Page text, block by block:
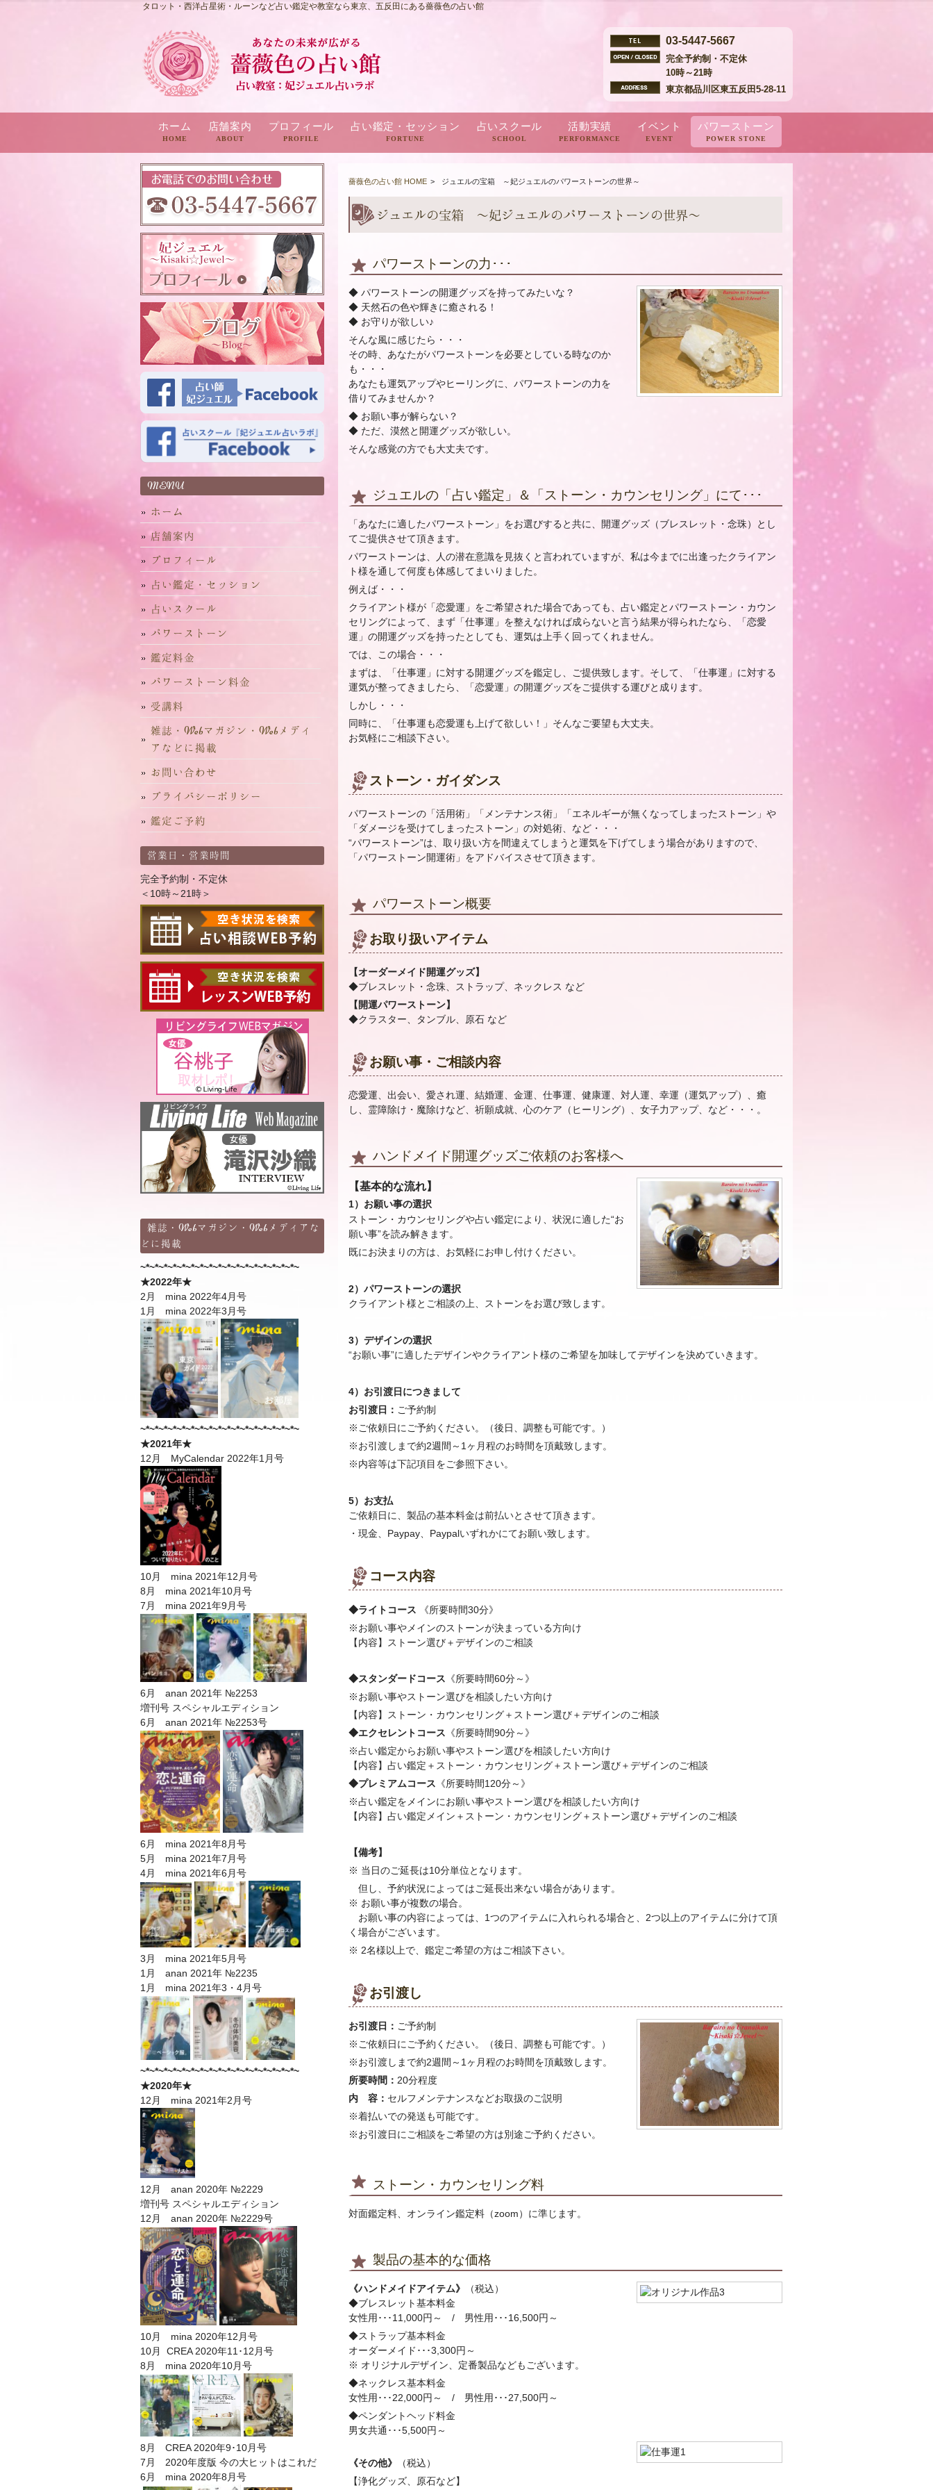
タロット・西洋占星術・ルーンなど占い鑑定や教室なら東京、五反田にある薔薇色の占い館
03-5447-5667
完全予約制・不定休
10時～21時
東京都品川区東五反田5-28-11
ホーム
HOME
店舗案内
ABOUT
プロフィール
PROFILE
占い鑑定・セッション
FORTUNE
占いスクール
SCHOOL
活動実績
PERFORMANCE
雑誌・メディア
TV・ラジオ・YouTube 出演
占いアプリ・コンテンツ
イベント
EVENT
２０１９～２０年
２０１８年
２０１７年
２０１６年
パワーストーン
POWER STONE
薔薇色の占い館 HOME > ジュエルの宝箱 ～妃ジュエルのパワーストーンの世界～
ジュエルの宝箱 ～妃ジュエルのパワーストーンの世界～
パワーストーンの力･･･
◆ パワーストーンの開運グッズを持ってみたいな？
◆ 天然石の色や輝きに癒される！
◆ お守りが欲しい♪
そんな風に感じたら・・・
その時、あなたがパワーストーンを必要としている時なのか
も・・・
あなたも運気アップやヒーリングに、パワーストーンの力を
借りてみませんか？
◆ お願い事が解らない？
◆ ただ、漠然と開運グッズが欲しい。
そんな感覚の方でも大丈夫です。
ジュエルの「占い鑑定」＆「ストーン・カウンセリング」にて･･･
「あなたに適したパワーストーン」をお選びすると共に、開運グッズ（ブレスレット・念珠）とし
てご提供させて頂きます。
パワーストーンは、人の潜在意識を見抜くと言われていますが、私は今までに出逢ったクライアン
ト様を通して何度も体感してまいりました。
例えば・・・
クライアント様が「恋愛運」をご希望された場合であっても、占い鑑定とパワーストーン・カウン
セリングによって、まず「仕事運」を整えなければ成らないと言う結果が得られたなら、「恋愛
運」の開運グッズを持ったとしても、運気は上手く回ってくれません。
では、この場合・・・
まずは、「仕事運」に対する開運グッズを鑑定し、ご提供致します。そして、「仕事運」に対する
運気が整ってきましたら、「恋愛運」の開運グッズをご提供する運びと成ります。
しかし・・・
同時に、「仕事運も恋愛運も上げて欲しい！」そんなご要望も大丈夫。
お気軽にご相談下さい。
ストーン・ガイダンス
パワーストーンの「活用術」「メンテナンス術」「エネルギーが無くなってしまったストーン」や
「ダメージを受けてしまったストーン」の対処術、など・・・
“パワーストーン”は、取り扱い方を間違えてしまうと運気を下げてしまう場合がありますので、
「パワーストーン開運術」をアドバイスさせて頂きます。
パワーストーン概要
お取り扱いアイテム
【オーダーメイド開運グッズ】
◆ブレスレット・念珠、ストラップ、ネックレス など
【開運パワーストーン】
◆クラスター、タンブル、原石 など
お願い事・ご相談内容
恋愛運、出会い、愛され運、結婚運、金運、仕事運、健康運、対人運、幸運（運気アップ）、癒
し、霊障除け・魔除けなど、祈願成就、心のケア（ヒーリング）、女子力アップ、など・・・。
ハンドメイド開運グッズご依頼のお客様へ
【基本的な流れ】
1）お願い事の選択
ストーン・カウンセリングや占い鑑定により、状況に適した“お
願い事”を読み解きます。
既にお決まりの方は、お気軽にお申し付けください。
2）パワーストーンの選択
クライアント様とご相談の上、ストーンをお選び致します。
3）デザインの選択
“お願い事”に適したデザインやクライアント様のご希望を加味してデザインを決めていきます。
4）お引渡日につきまして
お引渡日： ご予約制
※ご依頼日にご予約ください。（後日、調整も可能です。）
※お引渡しまで約2週間～1ヶ月程のお時間を頂戴致します。
※内容等は下記項目をご参照下さい。
5）お支払
ご依頼日に、製品の基本料金は前払いとさせて頂きます。
・現金、Paypay、Paypalいずれかにてお願い致します。
コース内容
◆ライトコース 《所要時間30分》
※お願い事やメインのストーンが決まっている方向け
【内容】ストーン選び＋デザインのご相談
◆スタンダードコース 《所要時間60分～》
※お願い事やストーン選びを相談したい方向け
【内容】ストーン・カウンセリング＋ストーン選び＋デザインのご相談
◆エクセレントコース 《所要時間90分～》
※占い鑑定からお願い事やストーン選びを相談したい方向け
【内容】占い鑑定＋ストーン・カウンセリング＋ストーン選び＋デザインのご相談
◆プレミアムコース 《所要時間120分～》
※占い鑑定をメインにお願い事やストーン選びを相談したい方向け
【内容】占い鑑定メイン＋ストーン・カウンセリング＋ストーン選び＋デザインのご相談
【備考】
※ 当日のご延長は10分単位となります。
但し、予約状況によってはご延長出来ない場合があります。
※ お願い事が複数の場合。
お願い事の内容によっては、1つのアイテムに入れられる場合と、2つ以上のアイテムに分けて頂
く場合がございます。
※ 2名様以上で、鑑定ご希望の方はご相談下さい。
お引渡し
お引渡日： ご予約制
※ご依頼日にご予約ください。（後日、調整も可能です。）
※お引渡しまで約2週間～1ヶ月程のお時間を頂戴致します。
所要時間： 20分程度
内 容： セルフメンテナンスなどお取扱のご説明
※着払いでの発送も可能です。
※お引渡日にご相談をご希望の方は別途ご予約ください。
ストーン・カウンセリング料
対面鑑定料、オンライン鑑定料（zoom）に準じます。
製品の基本的な価格
《ハンドメイドアイテム》
（税込）
◆ブレスレット基本料金
女性用･･･11,000円～ / 男性用･･･16,500円～
◆ストラップ基本料金
オーダーメイド･･･3,300円～
※ オリジナルデザイン、定番製品などもございます。
◆ネックレス基本料金
女性用･･･22,000円～ / 男性用･･･27,500円～
◆ペンダントヘッド料金
男女共通･･･5,500円～
《その他》
（税込）
【浄化グッズ、原石など】
MENU
ホーム
店舗案内
プロフィール
占い鑑定・セッション
占いスクール
パワーストーン
鑑定料金
パワーストーン料金
受講料
雑誌・Webマガジン・Webメディ
アなどに掲載
お問い合わせ
プライバシーポリシー
鑑定ご予約
営業日・営業時間
完全予約制・不定休
＜10時～21時＞
雑誌・Webマガジン・Webメディアな
どに掲載
~*~*~*~*~*~*~*~*~*~*~*~*~*~*~*~*~*~
★2022年★
2月 mina 2022年4月号
1月 mina 2022年3月号
~*~*~*~*~*~*~*~*~*~*~*~*~*~*~*~*~*~
★2021年★
12月 MyCalendar 2022年1月号
10月 mina 2021年12月号
8月 mina 2021年10月号
7月 mina 2021年9月号
6月 anan 2021年 №2253
増刊号 スペシャルエディション
6月 anan 2021年 №2253号
6月 mina 2021年8月号
5月 mina 2021年7月号
4月 mina 2021年6月号
3月 mina 2021年5月号
1月 anan 2021年 №2235
1月 mina 2021年3・4月号
~*~*~*~*~*~*~*~*~*~*~*~*~*~*~*~*~*~
★2020年★
12月 mina 2021年2月号
12月 anan 2020年 №2229
増刊号 スペシャルエディション
12月 anan 2020年 №2229号
10月 mina 2020年12月号
10月 CREA 2020年11･12月号
8月 mina 2020年10月号
8月 CREA 2020年9･10月号
7月 2020年度版 今の大ヒットはこれだ
6月 mina 2020年8月号